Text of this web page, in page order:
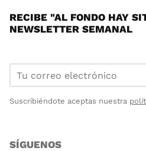
RECIBE "AL FONDO HAY
NEWSLETTER SEMANAL
Suscribiéndote aceptas nuestra
SÍGUENOS